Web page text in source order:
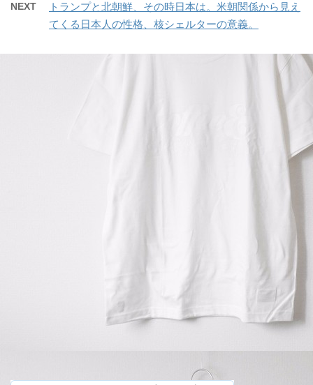
NEXT
トランプと北朝鮮、その時日本は。米朝関係から見え
てくる日本人の性格、核シェルターの意義。